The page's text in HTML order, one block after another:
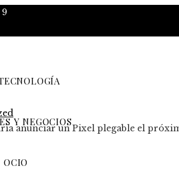
Y NEGOCIOS
OCIO
anunciar un Pixel plegable el